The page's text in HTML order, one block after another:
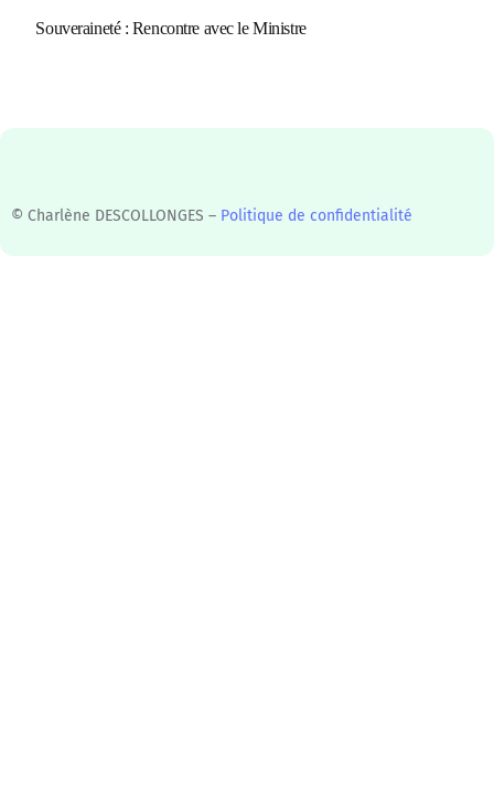
Souveraineté : Rencontre avec le Ministre
© Charlène DESCOLLONGES – Politique de confidentialité